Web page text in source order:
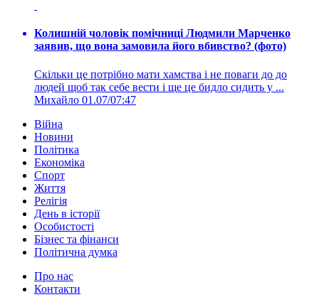
Колишній чоловік помічниці Людмили Марченко
заявив, що вона замовила його вбивство? (фото)
Скільки це потрібно мати хамства і не поваги до до
людей щоб так себе вести і ще це бидло сидить у ...
Михайло 01.07/07:47
Війна
Новини
Політика
Економіка
Спорт
Життя
Релігія
День в історії
Особистості
Бізнес та фінанси
Політична думка
Про нас
Контакти